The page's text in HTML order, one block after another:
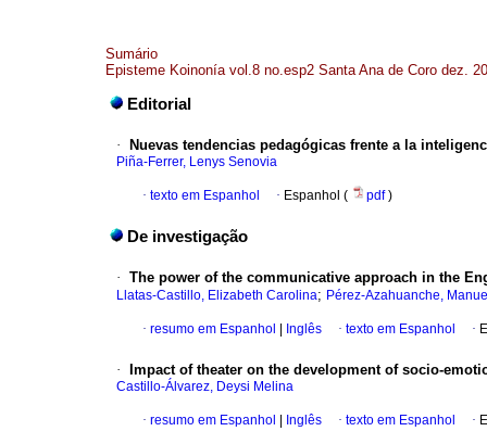
Sumário
Episteme Koinonía vol.8 no.esp2 Santa Ana de Coro dez.
Editorial
· Nuevas tendencias pedagógicas frente a la
Piña-Ferrer, Lenys Senovia
· texto em Espanhol · Espanhol ( pdf)
De investigação
· The power of the communicative approach in the
Llatas-Castillo, Elizabeth Carolina; Pérez-Azahuanche,
· resumo em Espanhol Inglês · texto em Espanhol ·
· Impact of theater on the development of socio-
Castillo-Álvarez, Deysi Melina
· resumo em Espanhol Inglês · texto em Espanhol ·